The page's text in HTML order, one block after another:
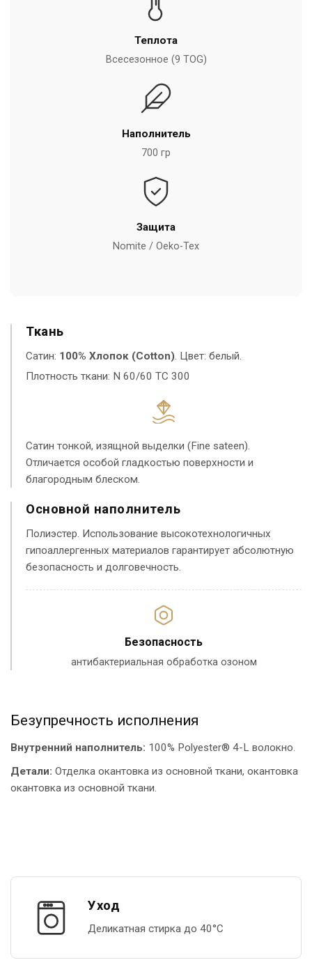
Теплота
Всесезонное (9 TOG)
Наполнитель
700 гр
Защита
Nomite / Oeko-Tex
Ткань
Сатин: 100% Хлопок (Cotton). Цвет: белый.
Плотность ткани: N 60/60 TC 300
Сатин тонкой, изящной выделки (Fine sateen).
Отличается особой гладкостью поверхности и
благородным блеском.
Основной наполнитель
Полиэстер. Использование высокотехнологичных
гипоаллергенных материалов гарантирует абсолютную
безопасность и долговечность.
Безопасность
антибактериальная обработка озоном
Безупречность исполнения
Внутренний наполнитель: 100% Polyester® 4-L волокно.
Детали: Отделка окантовка из основной ткани, окантовка
окантовка из основной ткани.
Уход
Деликатная стирка до 40°С